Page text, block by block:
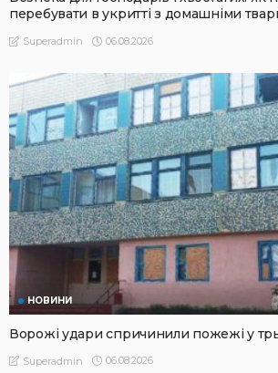
перебувати в укритті з домашніми
Superadmin 06.08.2026
НОВИНИ
Ворожі удари спричинили пожежі у
Superadmin 06.08.2026